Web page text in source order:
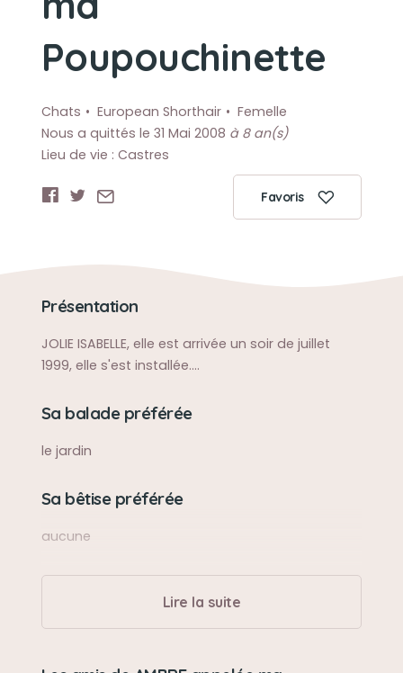
Poupouchinette
Chats European Shorthair
Femelle
Nous a quittés le 31 Mai 2008 à 8 an(s)
Lieu de vie : Castres
Favoris
Présentation
JOLIE ISABELLE, elle est arrivée un soir de juillet
1999, elle s'est installée....
Sa balade préférée
le jardin
Sa bêtise préférée
aucune
Son caractère
docile, tendre, douce, timide, il fallait qu'elle
Lire la suite